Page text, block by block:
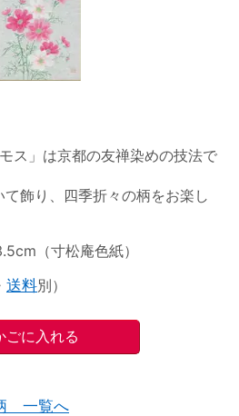
ス」は京都の友禅染めの技法で
て飾り、四季折々の柄をお楽し
（寸松庵色紙）
送料別）
一覧へ